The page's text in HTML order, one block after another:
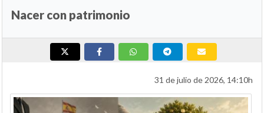
Nacer con patrimonio
31 de julio de 2026, 14:10h